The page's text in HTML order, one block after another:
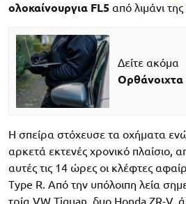
ολοκαίνουργια FL5 από λιμάνι
Δείτε ακόμα
Ορθάνοιχτα
Η σπείρα στόχευσε τα οχήματα
αρκετά εκτενές χρονικό πλαίσιο,
αυτές τις 14 ώρες οι κλέφτες
Type R. Από την υπόλοιπη λεία
τρία VW Tiguan, δυο Honda ZR-V,